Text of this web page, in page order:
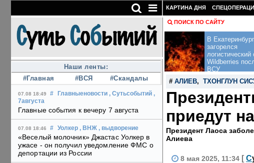
Наши ленты:
#Главная
#ВСЯ #Скандалы
07.08 18:49 # Главныеновости , Сутьсобытий ,
7августа
Главные события к вечеру 7 августа
07.08 18:46 # Уолкер , ВНЖ , выдворение
«Веселый молочник» Джастас Уолкер в
ужасе - он получил уведомление ФМС о
депортации из России
КАРТИНА ДНЯ
ПОИСК ПО САЙТУ
В
загорелся
логистический
Wildberries
ВСУ
# АЛИЕВ, ТХОНГЛУН
приедут
Президент Лаоса
Алиева
8 мая 2025, 11:34 [ С